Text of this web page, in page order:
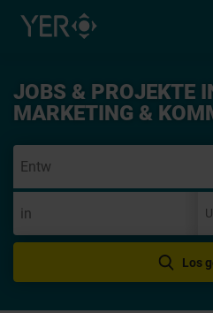
Typ auswählen
JOBS & PROJEKTE
MARKETING &
Los